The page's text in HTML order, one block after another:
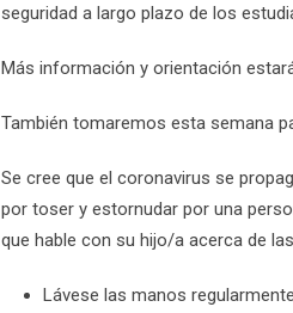
seguridad a largo plazo de los
Más información y orientación
También tomaremos esta semana
Se cree que el coronavirus se
por toser y estornudar por una
que hable con su hijo/a acerca de
Lávese las manos